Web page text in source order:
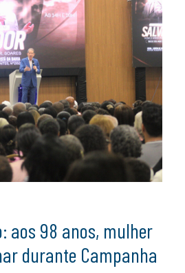
aos 98 anos, mulher
durante Campanha